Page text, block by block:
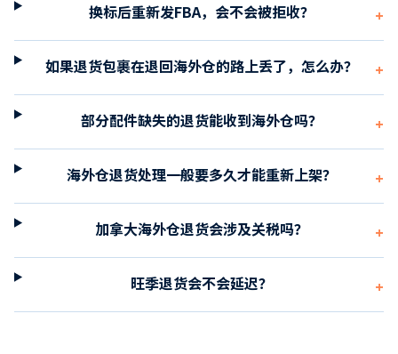
换标后重新发FBA，会不会被拒收？ +
如果退货包裹在退回海外仓的路上丢了，怎么办？ +
部分配件缺失的退货能收到海外仓吗？ +
海外仓退货处理一般要多久才能重新上架？ +
加拿大海外仓退货会涉及关税吗？ +
旺季退货会不会延迟？ +